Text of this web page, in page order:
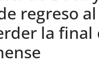
regreso
la final